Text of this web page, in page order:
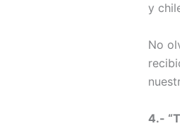
y
No
4.-